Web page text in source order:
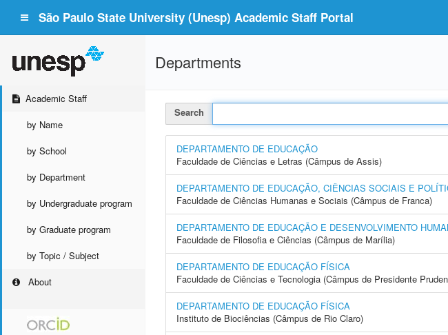
São Paulo State University (Unesp) Academic Staff Portal
Academic Staff
by Name
by School
by Department
by Undergraduate program
by Graduate program
by Topic / Subject
About
Departments
Search
DEPARTAMENTO DE EDUCAÇÃO
Faculdade de Ciências e Letras (Câmpus de Assis)
DEPARTAMENTO DE EDUCAÇÃO, CIÊNCIAS SOCIAIS E
Faculdade de Ciências Humanas e Sociais (Câmpus de Franca)
DEPARTAMENTO DE EDUCAÇÃO E DESENVOLVIMENTO
Faculdade de Filosofia e Ciências (Câmpus de Marília)
DEPARTAMENTO DE EDUCAÇÃO FÍSICA
Faculdade de Ciências e Tecnologia (Câmpus de Presidente
DEPARTAMENTO DE EDUCAÇÃO FÍSICA
Instituto de Biociências (Câmpus de Rio Claro)